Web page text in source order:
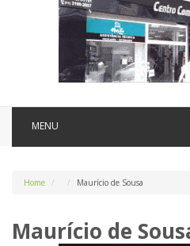
MENU
Home Maurício de Sousa
Maurício de